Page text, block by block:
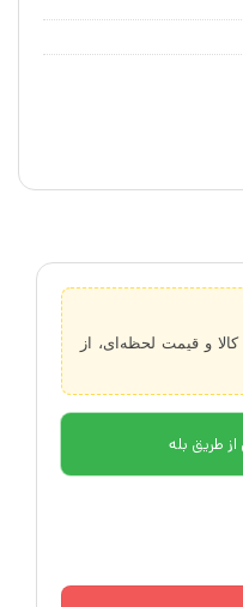
و قیمت لحظه‌ای، از
طریق بله